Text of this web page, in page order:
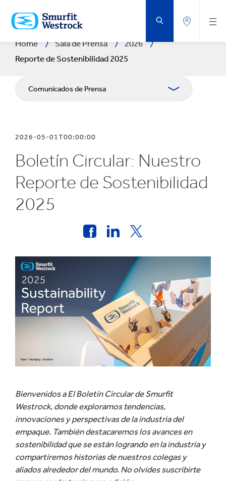
AL
CONTENIDO
PRINCIPAL
Home Sala de Prensa
2026
Reporte de Sostenibilidad 2025
Comunicados de Prensa
Relaciones con Prensa
Blog
2026-05-01T00:00:00
Boletín Circular: Nuestro
Reporte de Sostenibilidad
2025
Bienvenidos a El Boletín Circular de Smurfit
Westrock, donde exploramos tendencias,
innovaciones y perspectivas de la industria del
empaque. También destacaremos los avances en
sostenibilidad que se están logrando en la industria y
compartiremos historias de nuestros colegas y
aliados alrededor del mundo. No olvides suscribirte